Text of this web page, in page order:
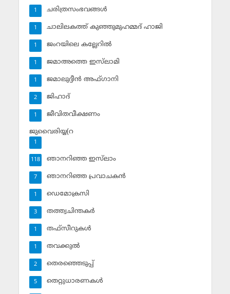
ചരിത്രസംഭവങ്ങള്‍
1
ചാലിലകത്ത് കുഞ്ഞുമുഹമ്മദ് ഹാജി
1
ജംറയിലെ കല്ലേറില്‍
1
ജമാഅത്തെ ഇസ്‌ലാമി
1
ജമാലുദ്ദീന്‍ അഫ്ഗാനി
1
ജിഹാദ്‌
2
ജീവിതവീക്ഷണം
1
ജുവൈരിയ്യ(റ
1
ഞാനറിഞ്ഞ ഇസ്‌ലാം
118
ഞാനറിഞ്ഞ പ്രവാചകന്‍
7
ഡെമോക്രസി
1
തത്ത്വചിന്തകര്‍
3
തഫ്‌സീറുകള്‍
1
തവക്കുല്‍
1
തെരഞ്ഞെടുപ്പ്
2
തെറ്റുധാരണകള്‍
5